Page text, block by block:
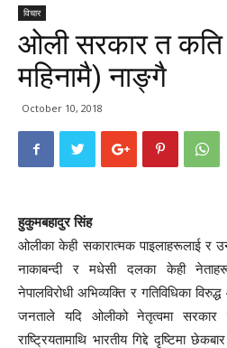
विचार
ओली सरकार त कति
महिनामै) नाङ्गै
October 10, 2018
हुकुमबहादुर सिंह
ओलीका केही सकारात्मक पाइलाहरूलाई र
नाकाबन्दी र मधेसी दलका केही
नेपालविरोधी अभिव्यक्ति र गतिविधिका
जनताले यदि ओलीको नेतृत्वमा सरकार
राष्ट्रियतामाथि भारतीय गिद्दे दृष्टिमा